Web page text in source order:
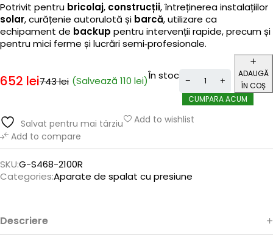
Potrivit pentru bricolaj, construcții, întreținerea instalațiilor
solar, curățenie autorulotă și barcă, utilizare ca
echipament de backup pentru intervenții rapide, precum și
pentru mici ferme și lucrări semi‑profesionale.
743lei
652 lei (Salvează 110 lei)În stoc
ADAUGĂ
ÎN COȘ
CUMPARA ACUM
Salvat pentru mai târziu
Add to wishlist
Add to compare
SKU:G-S468-2100R
Categories:Aparate de spalat cu presiune
Descriere